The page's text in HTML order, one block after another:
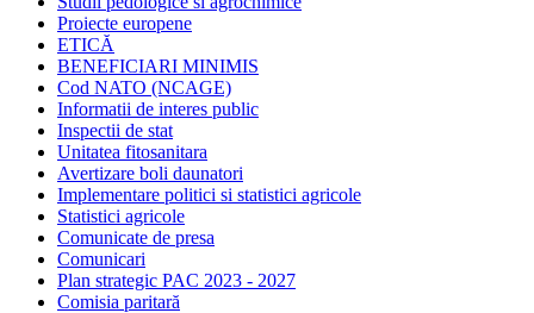
Proiecte europene
ETICĂ
BENEFICIARI MINIMIS
Cod NATO (NCAGE)
Informatii de interes public
Inspectii de stat
Unitatea fitosanitara
Avertizare boli daunatori
Implementare politici si statistici agricole
Statistici agricole
Comunicate de presa
Comunicari
Plan strategic PAC 2023 - 2027
Comisia paritară